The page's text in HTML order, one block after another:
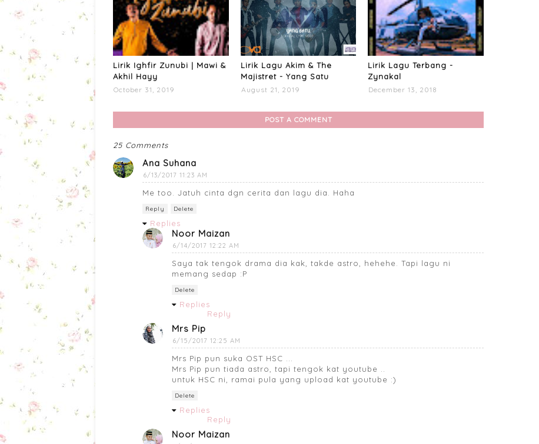
Lirik Ighfir Zunubi | Mawi &
Akhil Hayy
October 31, 2019
Lirik Lagu Akim & The
Majistret - Yang Satu
August 21, 2019
Lirik Lagu Terbang -
Zynakal
December 13, 2018
POST A COMMENT
25 Comments
Ana Suhana
6/13/2017 11:23 AM
Me too. Jatuh cinta dgn cerita dan lagu dia. Haha
Reply Delete
Replies
Noor Maizan
6/14/2017 12:22 AM
Saya tak tengok drama dia kak, takde astro, hehehe. Tapi lagu ni
memang sedap :P
Delete
Replies
Reply
Mrs Pip
6/15/2017 12:25 AM
Mrs Pip pun suka OST HSC ...
Mrs Pip pun tiada astro, tapi tengok kat youtube ..
untuk HSC ni, ramai pula yang upload kat youtube :)
Delete
Replies
Reply
Noor Maizan